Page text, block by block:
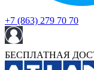
+7 (863) 279 70 70
БЕСПЛАТНАЯ